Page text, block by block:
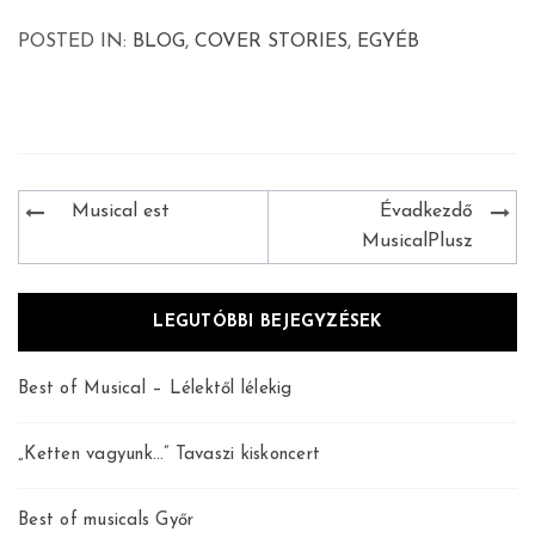
POSTED IN: BLOG, COVER STORIES, EGYÉB
Bejegyzés
Musical est
Évadkezdő
MusicalPlusz
LEGUTÓBBI BEJEGYZÉSEK
Best of Musical – Lélektől lélekig
„Ketten vagyunk…” Tavaszi kiskoncert
Best of musicals Győr